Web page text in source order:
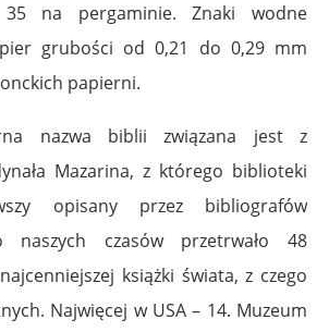
na pergaminie. Znaki wodne
grubości od 0,21 do 0,29 mm
papierni.
nazwa biblii związana jest z
Mazarina, z którego biblioteki
opisany przez bibliografów
naszych czasów przetrwało 48
książki świata, z czego
Najwięcej w USA – 14. Muzeum